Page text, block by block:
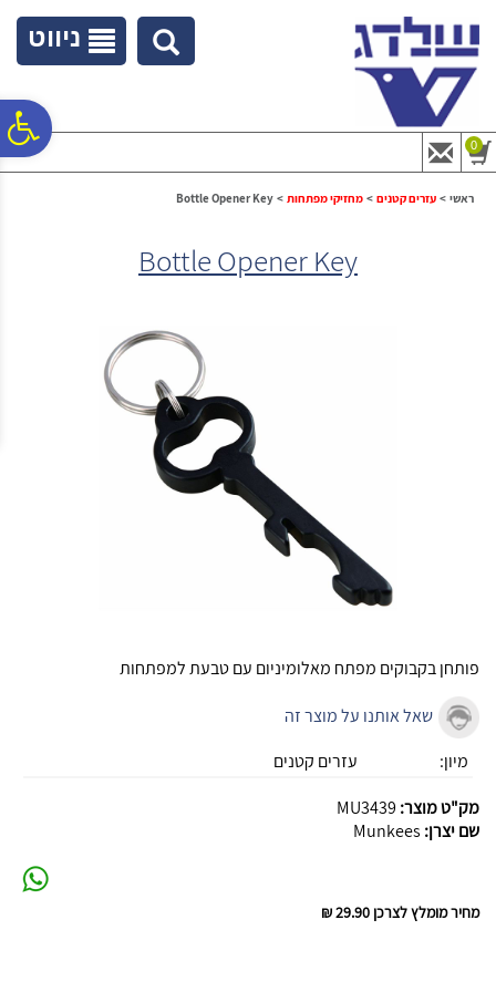
נגישות
ניווט
0
ראשי > עזרים קטנים > מחזיקי מפתחות >
Bottle Opener Key
Bottle Opener Key
פותחן בקבוקים מפתח מאלומיניום עם טבעת למפתחות
שאל אותנו על מוצר זה
מיון:
עזרים קטנים
מק"ט מוצר: MU3439
שם יצרן: Munkees
מחיר מומלץ לצרכן 29.90 ₪